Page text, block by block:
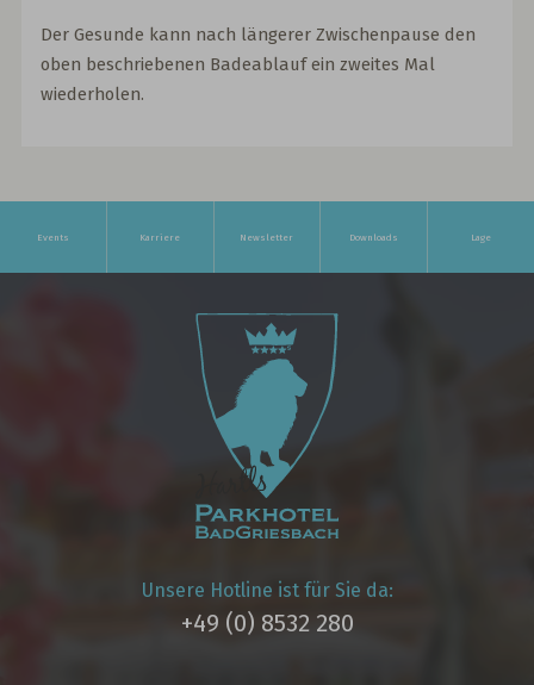
Der Gesunde kann nach längerer Zwischenpause den
oben beschriebenen Badeablauf ein zweites Mal
wiederholen.
Events Karriere Newsletter Downloads Lage
Unsere Hotline ist für Sie da:
+49 (0) 8532 280